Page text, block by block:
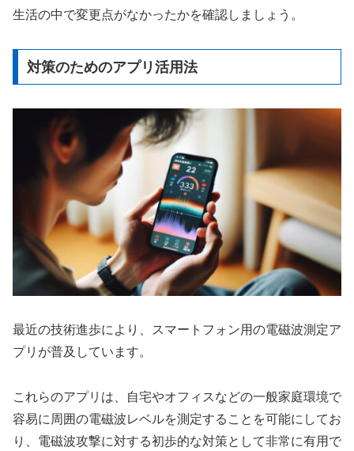
生活の中で変更点がなかったかを確認しましょう。
対策のためのアプリ活用法
最近の技術進歩により、スマートフォン用の電磁波測定ア
プリが普及しています。
これらのアプリは、自宅やオフィスなどの一般家庭環境で
容易に周囲の電磁波レベルを測定することを可能にしてお
り、電磁波攻撃に対する初歩的な対策として非常に有用で